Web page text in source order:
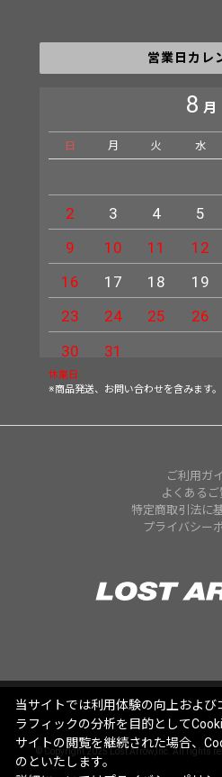
営業日カレ
8 月
日 月 火 水
2
3 4 5
9
10 11 12
16
17 18 19
23
24 25 26
30
31
休業日
※商品発送、お問い合わせを含みます。
ご利用ガ
よくあるご
特定商取引法に
プライバシー
© Copyright 2025 Lost Arrow,Inc. All rights
当サイトでは利用体験の向上およ
ラフィックの分析を目的として
サイトの閲覧を継続された場合、
のといたします。